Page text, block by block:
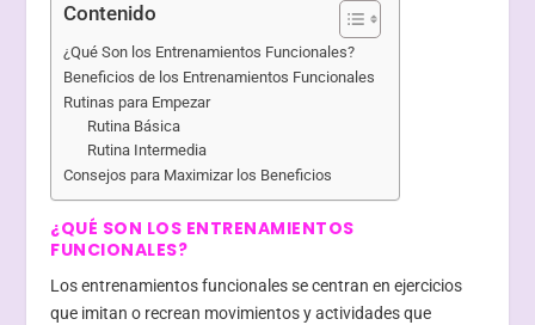
Contenido
¿Qué Son los Entrenamientos Funcionales?
Beneficios de los Entrenamientos Funcionales
Rutinas para Empezar
Rutina Básica
Rutina Intermedia
Consejos para Maximizar los Beneficios
¿QUÉ SON LOS ENTRENAMIENTOS
FUNCIONALES?
Los entrenamientos funcionales se centran en ejercicios
que imitan o recrean movimientos y actividades que